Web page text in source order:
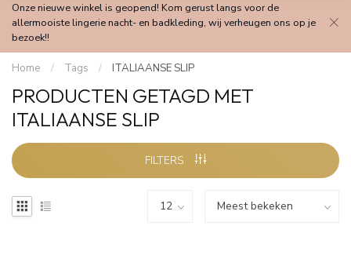
Onze nieuwe winkel is geopend! Kom gerust langs voor de
allermooiste lingerie nacht- en badkleding, wij verheugen ons op je
bezoek!!
Home / Tags / ITALIAANSE SLIP
PRODUCTEN GETAGD MET
ITALIAANSE SLIP
FILTERS